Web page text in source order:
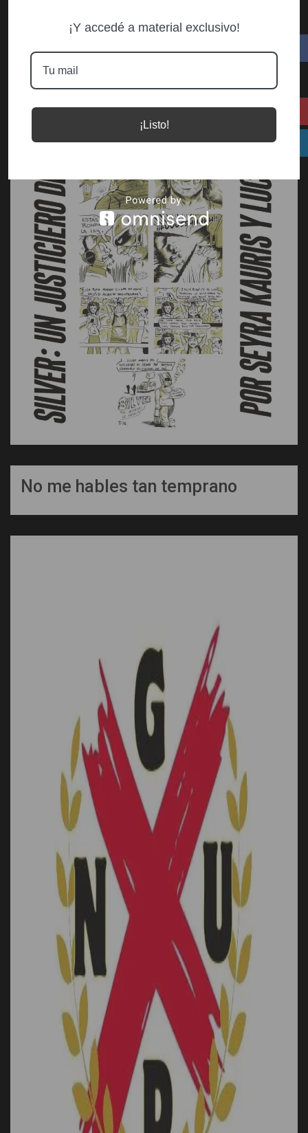
No me hables tan temprano
¡Y accedé a material exclusivo!
¡Listo!